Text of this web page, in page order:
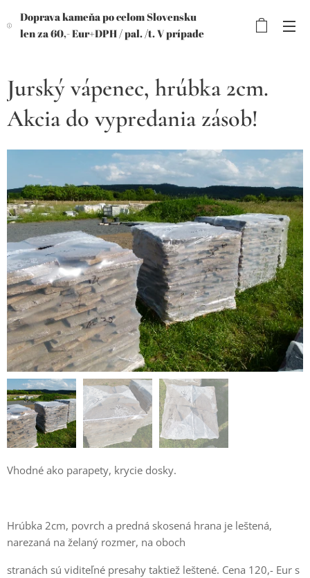
Doprava kameňa po celom Slovensku
len za 60,- Eur+DPH /pal. /t. V prípade
Jurský vápenec, hrúbka 2cm.
Akcia do vypredania zásob!
Vhodné ako parapety, krycie dosky.
Hrúbka 2cm, povrch a predná skosená hrana je leštená,
narezaná na želaný rozmer, na oboch
stranách sú viditeľné presahy taktiež leštené. Cena 120,- Eur s